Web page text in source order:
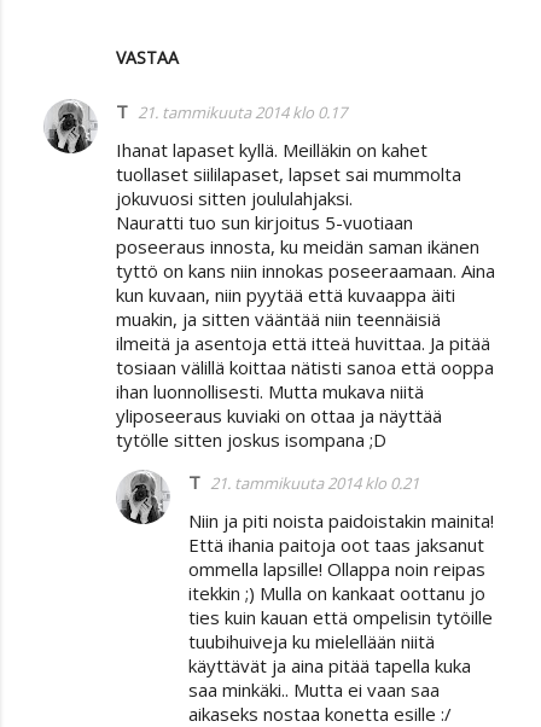
VASTAA
T 21. tammikuuta 2014 klo 0.17
Ihanat lapaset kyllä. Meilläkin on kahet
tuollaset siililapaset, lapset sai mummolta
jokuvuosi sitten joululahjaksi.
Nauratti tuo sun kirjoitus 5-vuotiaan
poseeraus innosta, ku meidän saman ikänen
tyttö on kans niin innokas poseeraamaan. Aina
kun kuvaan, niin pyytää että kuvaappa äiti
muakin, ja sitten vääntää niin teennäisiä
ilmeitä ja asentoja että itteä huvittaa. Ja pitää
tosiaan välillä koittaa nätisti sanoa että ooppa
ihan luonnollisesti. Mutta mukava niitä
yliposeeraus kuviaki on ottaa ja näyttää
tytölle sitten joskus isompana ;D
T 21. tammikuuta 2014 klo 0.21
Niin ja piti noista paidoistakin mainita!
Että ihania paitoja oot taas jaksanut
ommella lapsille! Ollappa noin reipas
itekkin ;) Mulla on kankaat oottanu jo
ties kuin kauan että ompelisin tytöille
tuubihuiveja ku mielellään niitä
käyttävät ja aina pitää tapella kuka
saa minkäki.. Mutta ei vaan saa
aikaseks nostaa konetta esille :/